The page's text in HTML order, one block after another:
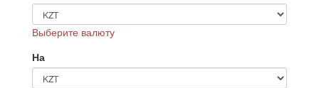
Выберите валюту
На